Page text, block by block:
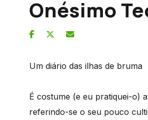
Onésimo
Um diário das ilhas de bruma
É costume (e eu pratiquei-o)
referindo-se o seu pouco